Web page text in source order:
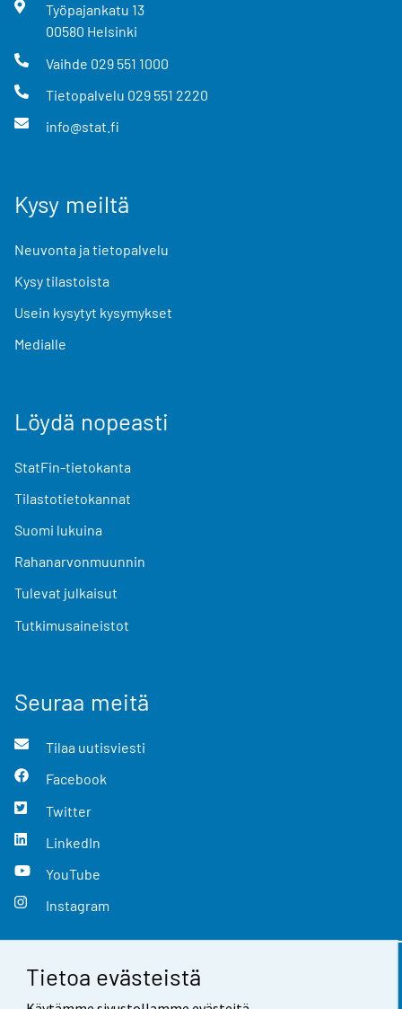
Tietoa evästeistä
Työpajankatu 13
00580 Helsinki
Vaihde 029 551 1000
Tietopalvelu 029 551 2220
info@stat.fi
Kysy meiltä
Neuvonta ja tietopalvelu
Kysy tilastoista
Usein kysytyt kysymykset
Medialle
Löydä nopeasti
StatFin-tietokanta
Tilastotietokannat
Suomi lukuina
Rahanarvonmuunnin
Tulevat julkaisut
Tutkimusaineistot
Seuraa meitä
Tilaa uutisviesti
Facebook
Twitter
LinkedIn
YouTube
Instagram
Yhteystiedot